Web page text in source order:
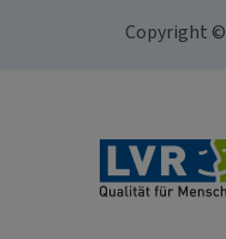
Copyright ©